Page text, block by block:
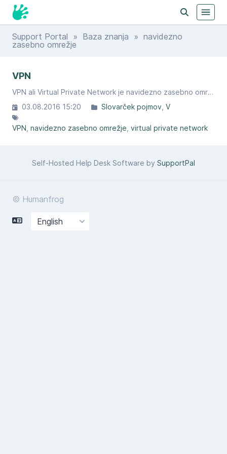
Support Portal » Baza znanja » navidezno
zasebno omrežje
VPN
VPN ali Virtual Private Network je navidezno zasebno omrežje, ki s tuneliranjem omogoča vzpostavitev varnejše zasebne povezave (zagotavlja šifriranje podatkov) na javnem omrežju.
03.08.2016 15:20
Slovarček pojmov V
VPN navidezno zasebno omrežje virtual private network
Self-Hosted Help Desk Software by SupportPal
© Humanfrog